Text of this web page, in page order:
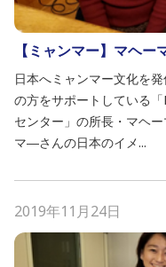
【ミャンマー】マヘー
日本へミャンマー文化を
の方をサポートしている
センター」の所長・マヘ
マ―さんの日本のイメ...
2019年11月24日